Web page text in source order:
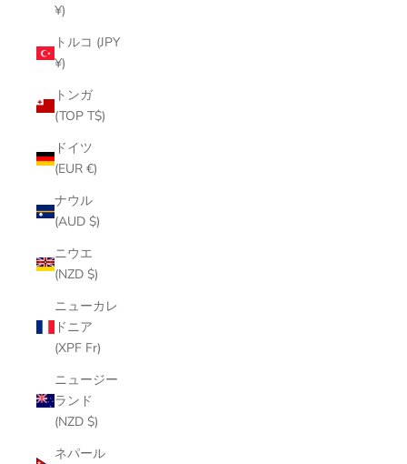
¥)
トルコ (JPY
¥)
トンガ
(TOP T$)
ドイツ
(EUR €)
ナウル
(AUD $)
ニウエ
(NZD $)
ニューカレ
ドニア
(XPF Fr)
ニュージー
ランド
(NZD $)
ネパール